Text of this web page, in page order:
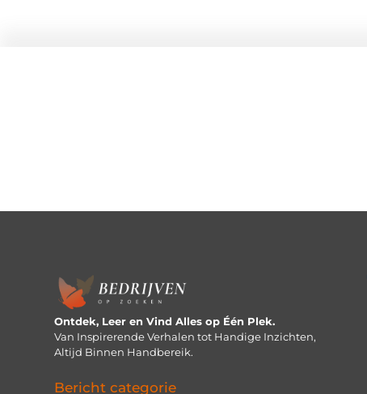
Ontdek, Leer en Vind Alles op Één Plek.
Van Inspirerende Verhalen tot Handige Inzichten,
Altijd Binnen Handbereik.
Bericht categorie